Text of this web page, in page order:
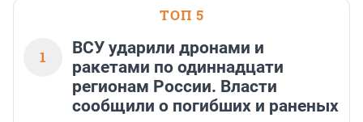
ТОП 5
1
ВСУ ударили дронами и
ракетами по одиннадцати
регионам России. Власти
сообщили о погибших и раненых